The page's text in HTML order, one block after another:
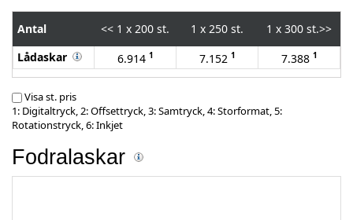
Antal << 1 x 200 st. 1 x 250 st. 1 x 300 st.>>
Lådaskar
6.914 1 7.152 1 7.388 1
Visa st. pris
1: Digitaltryck, 2: Offsettryck, 3: Samtryck, 4: Storformat, 5:
Rotationstryck, 6: Inkjet
Fodralaskar